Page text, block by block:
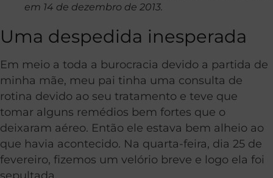
em 14 de dezembro de 2013.
Uma despedida inesperada
Em meio a toda a burocracia devido a partida de
minha mãe, meu pai tinha uma consulta de
rotina devido ao seu tratamento e teve que
tomar alguns remédios bem fortes que o
deixaram aéreo. Então ele estava bem alheio ao
que havia acontecido. Na quarta-feira, dia 25 de
fevereiro, fizemos um velório breve e logo ela foi
sepultada.